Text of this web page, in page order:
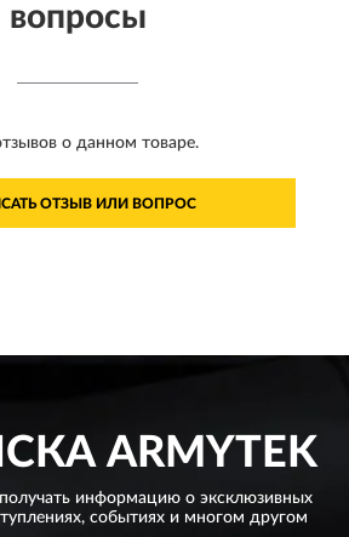
вопросы
о данном товаре.
ОТЗЫВ ИЛИ ВОПРОС
ARMYTEK
информацию о эксклюзивных
событиях и многом другом